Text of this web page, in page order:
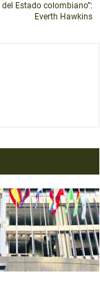
Estado colombiano”:
Everth Hawkins